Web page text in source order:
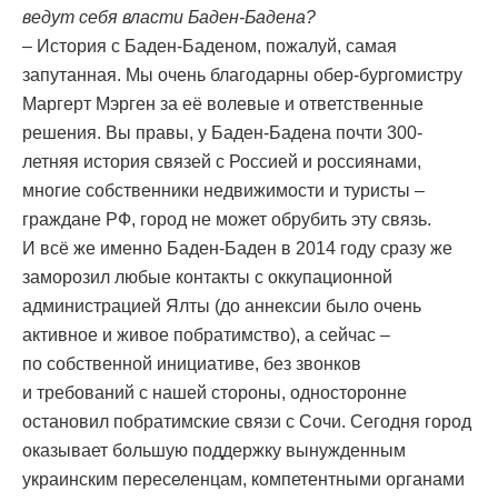
ведут себя власти Баден-Бадена?
– История с Баден-Баденом, пожалуй, самая
запутанная. Мы очень благодарны обер-бургомистру
Маргерт Мэрген за её волевые и ответственные
решения. Вы правы, у Баден-Бадена почти 300-
летняя история связей с Россией и россиянами,
многие собственники недвижимости и туристы –
граждане РФ, город не может обрубить эту связь.
И всё же именно Баден-Баден в 2014 году сразу же
заморозил любые контакты с оккупационной
администрацией Ялты (до аннексии было очень
активное и живое побратимство), а сейчас –
по собственной инициативе, без звонков
и требований с нашей стороны, односторонне
остановил побратимские связи с Сочи. Сегодня город
оказывает большую поддержку вынужденным
украинским переселенцам, компетентными органами